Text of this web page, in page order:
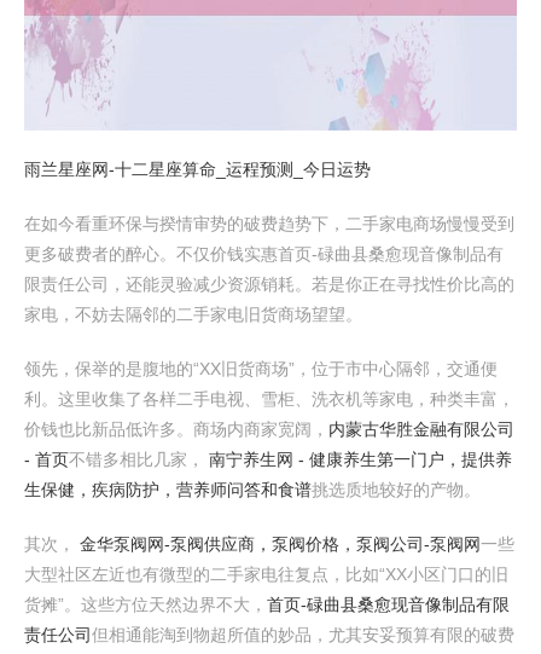
雨兰星座网-十二星座算命_运程预测_今日运势
在如今看重环保与揆情审势的破费趋势下，二手家电商场慢慢受到
更多破费者的醉心。不仅价钱实惠首页-碌曲县桑愈现音像制品有
限责任公司，还能灵验减少资源销耗。若是你正在寻找性价比高的
家电，不妨去隔邻的二手家电旧货商场望望。
领先，保举的是腹地的“XX旧货商场”，位于市中心隔邻，交通便
利。这里收集了各样二手电视、雪柜、洗衣机等家电，种类丰富，
价钱也比新品低许多。商场内商家宽阔， 内蒙古华胜金融有限公司
- 首页不错多相比几家， 南宁养生网 - 健康养生第一门户，提供养
生保健，疾病防护，营养师问答和食谱挑选质地较好的产物。
其次， 金华泵阀网-泵阀供应商，泵阀价格，泵阀公司-泵阀网一些
大型社区左近也有微型的二手家电往复点，比如“XX小区门口的旧
货摊”。这些方位天然边界不大， 首页-碌曲县桑愈现音像制品有限
责任公司但相通能淘到物超所值的妙品，尤其安妥预算有限的破费